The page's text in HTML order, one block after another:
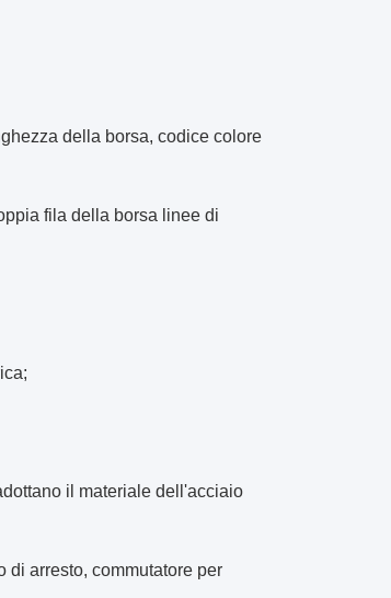
della borsa, codice colore
fila della borsa linee di
il materiale dell'acciaio
di arresto, commutatore per